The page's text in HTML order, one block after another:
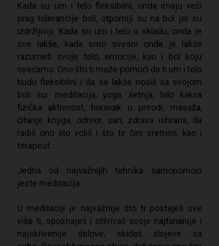
Kada su um i telo fleksibilni, onda imaju veći
prag tolerancije boli, otporniji su na bol jer su
izdržljiviji. Kada su um i telo u skladu, onda je
sve lakše, kada smo svesni onda je lakše
razumeti svoje telo, emocije, kao i bol koju
osećamo. Ono što ti može pomoći da ti um i telo
budu fleksibilni i da se lakše nosiš sa svojom
boli su: meditacija, yoga, šetnja, bilo kakva
fizička aktivnost, boravak u prirodi, masaža,
čitanje knjiga, odmor, san, zdrava ishrana, da
radiš ono što voliš i što te čini sretnim, kao i
terapeut.
Jedna od najvažnijih tehnika samopomoći
jeste meditacija.
U meditaciji je najvažnije što ti postaješ sve
više ti, spoznaješ i otkrivaš svoje najtananije i
najskrivenije delove, skidaš slojeve sa